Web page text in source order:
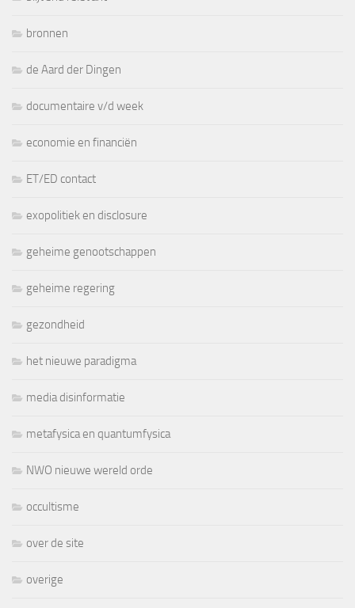
bronnen
de Aard der Dingen
documentaire v/d week
economie en financiën
ET/ED contact
exopolitiek en disclosure
geheime genootschappen
geheime regering
gezondheid
het nieuwe paradigma
media disinformatie
metafysica en quantumfysica
NWO nieuwe wereld orde
occultisme
over de site
overige